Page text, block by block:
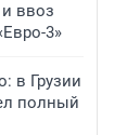
ввоз
3»
в Грузии
полный